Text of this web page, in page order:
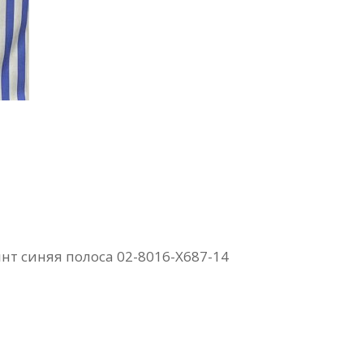
синяя полоса 02-8016-X687-14